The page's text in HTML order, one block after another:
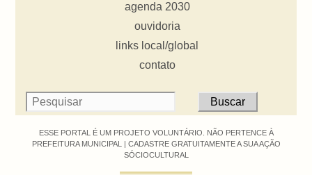
agenda 2030
ouvidoria
links local/global
contato
ESSE PORTAL É UM PROJETO VOLUNTÁRIO. NÃO PERTENCE À
PREFEITURA MUNICIPAL | CADASTRE GRATUITAMENTE A SUA AÇÃO
SÓCIOCULTURAL